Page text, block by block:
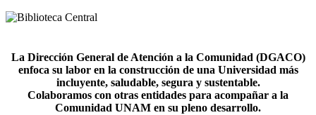
La Dirección General de Atención a la Comunidad (DGACO)
enfoca su labor en la construcción de una Universidad más
incluyente, saludable, segura y sustentable.
Colaboramos con otras entidades para acompañar a la
Comunidad UNAM en su pleno desarrollo.